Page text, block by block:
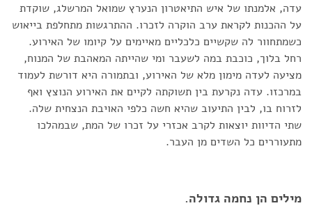
עדה, אלמנתו של איש התיאטרון הנערץ שמואל המרשלג, שוקדת
על ההכנות לקראת ערב הוקרה לזכרו. ההתרגשות מתחלפת בייאוש
כשמתחוור לה שקשיים כלכליים מאיימים על קיומו של האירוע.
רחל בלוך, כוכבת במה לשעבר ומי שהייתה המאהבת של המנוח,
מציעה לעדה מימון מלא של האירוע, ובתמורה היא דורשת לעמוד
במרכזו. עדה נקרעת בין תשוקתה לקיים את האירוע הנוצץ ואף
לזרוח בו, לבין התיעוב שהיא חשה כלפי האויבת הנצחית שלה.
שתי הדיוות יוצאות לקרב אכזרי על זכרו של המת, שבמהלכו
מתעוררים כל השדים מן העבר.
מילים הן נחמה גדולה.